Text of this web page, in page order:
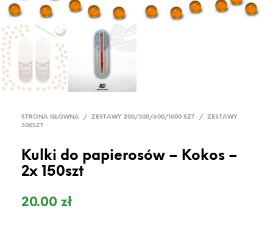
STRONA GŁÓWNA / ZESTAWY 200/300/600/1000 SZT /
ZESTAWY
300SZT
Kulki do papierosów – Kokos –
2x 150szt
20.00 zł